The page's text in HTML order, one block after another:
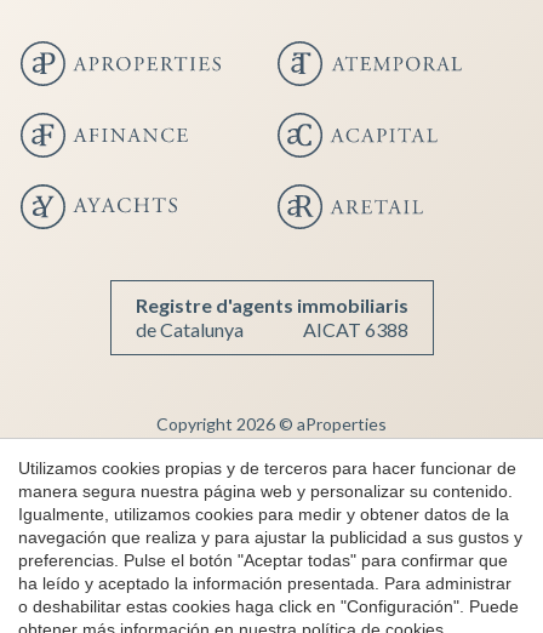
Registre d'agents immobiliaris
de Catalunya
AICAT 6388
Copyright 2026 © aProperties
Inmobiliaria de lujo
AICAT 6388
Aviso Legal
Política de Privacidad
Política de cookies
Utilizamos cookies propias y de terceros para hacer funcionar de
manera segura nuestra página web y personalizar su contenido.
Igualmente, utilizamos cookies para medir y obtener datos de la
navegación que realiza y para ajustar la publicidad a sus gustos y
preferencias. Pulse el botón "Aceptar todas" para confirmar que
ha leído y aceptado la información presentada. Para administrar
o deshabilitar estas cookies haga click en "Configuración". Puede
obtener más información en nuestra política de cookies